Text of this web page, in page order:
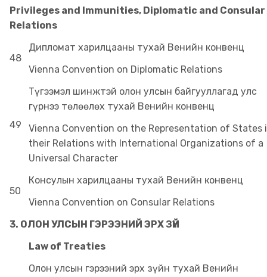
Privileges and Immunities, Diplomatic and Consular
Relations
48
Дипломат харилцааны тухай Венийн конвенц
Vienna Convention on Diplomatic Relations
49
Түгээмэл шинжтэй олон улсын байгууллагад улс
гүрнээ төлөөлөх тухай Венийн конвенц
Vienna Convention on the Representation of States
their Relations with International Organizations of a
Universal Character
50
Консулын харилцааны тухай Венийн конвенц
Vienna Convention on Consular Relations
3. ОЛОН УЛСЫН ГЭРЭЭНИЙ ЭРХ ЗҮЙ
Law of Treaties
Олон улсын гэрээний эрх зүйн тухай Венийн